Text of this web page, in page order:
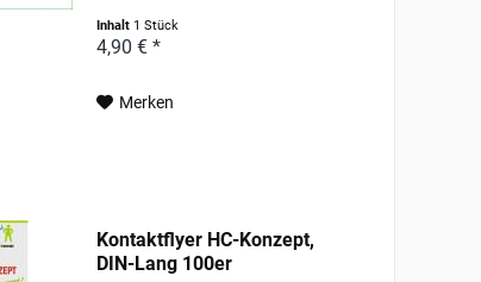
Inhalt 1 Stück
4,90 € *
Merken
Kontaktflyer HC-Konzept,
DIN-Lang 100er